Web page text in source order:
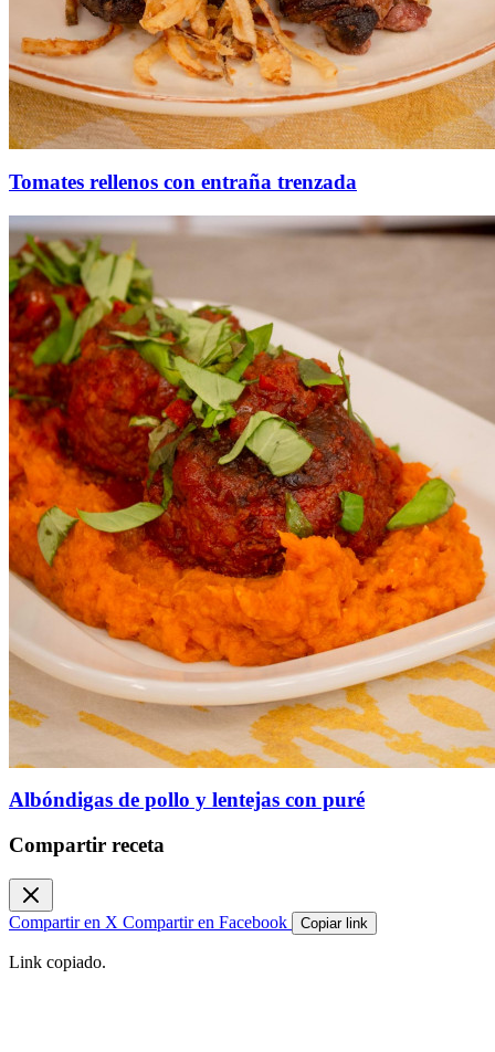
Tomates rellenos con entraña trenzada
Albóndigas de pollo y lentejas con puré
Compartir receta
Compartir en X Compartir en Facebook Copiar link
Link copiado.